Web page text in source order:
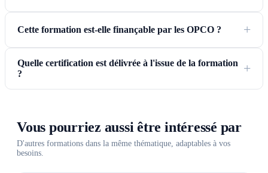
Cette formation est-elle finançable par les OPCO ?
Quelle certification est délivrée à l'issue de la formation
?
Vous pourriez aussi être intéressé par
D'autres formations dans la même thématique, adaptables à vos
besoins.